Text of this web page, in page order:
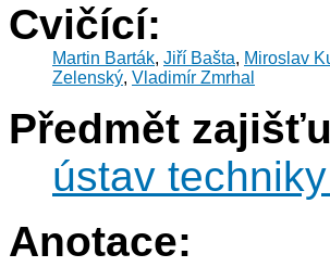
Cvičící:
Martin Barták, Jiří Bašta, Miroslav
Zelenský, Vladimír Zmrhal
Předmět
ústav
Anotace: